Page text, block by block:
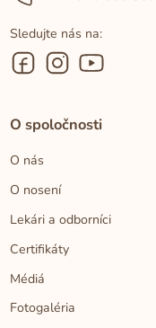
Sledujte nás na:
O spoločnosti
O nás
O nosení
Lekári a odborníci
Certifikáty
Médiá
Fotogaléria